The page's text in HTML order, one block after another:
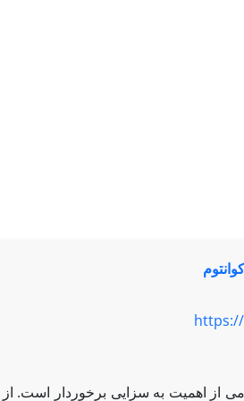
از اهمیت به سزایی برخوردار است.